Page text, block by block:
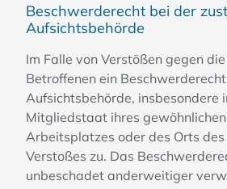
Beschwerde­recht bei der
Aufsichts­behörde
Im Falle von Verstößen gegen
Betroffenen ein
Aufsichtsbehörde, insbesondere
Mitgliedstaat ihres
Arbeitsplatzes oder des Orts
Verstoßes zu. Das
unbeschadet anderweitiger